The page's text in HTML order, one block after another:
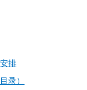
排
录）